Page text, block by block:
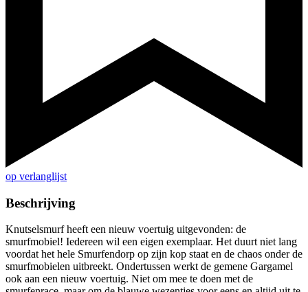
op verlanglijst
Beschrijving
Knutselsmurf heeft een nieuw voertuig uitgevonden: de
smurfmobiel! Iedereen wil een eigen exemplaar. Het duurt niet lang
voordat het hele Smurfendorp op zijn kop staat en de chaos onder de
smurfmobielen uitbreekt. Ondertussen werkt de gemene Gargamel
ook aan een nieuw voertuig. Niet om mee te doen met de